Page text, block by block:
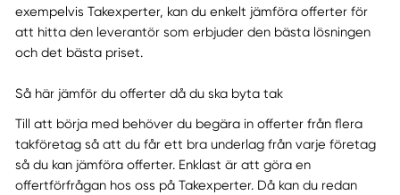
exempelvis Takexperter, kan du enkelt jämföra offerter för
att hitta den leverantör som erbjuder den bästa lösningen
och det bästa priset.
Så här jämför du offerter då du ska byta tak
Till att börja med behöver du begära in offerter från flera
takföretag så att du får ett bra underlag från varje företag
så du kan jämföra offerter. Enklast är att göra en
offertförfrågan hos oss på Takexperter. Då kan du redan